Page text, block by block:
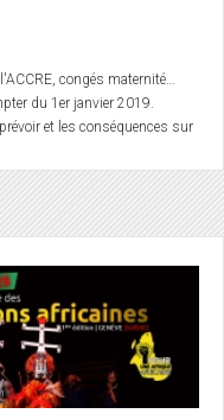
congés maternité…
du 1er janvier 2019.
et les conséquences sur